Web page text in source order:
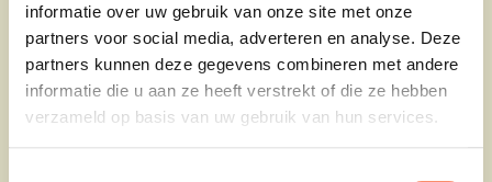
informatie over uw gebruik van onze site met onze
partners voor social media, adverteren en analyse. Deze
partners kunnen deze gegevens combineren met andere
informatie die u aan ze heeft verstrekt of die ze hebben
verzameld op basis van uw gebruik van hun services.
HIP2SCHOOL
SCHOOLINRICHTING OP MAAT